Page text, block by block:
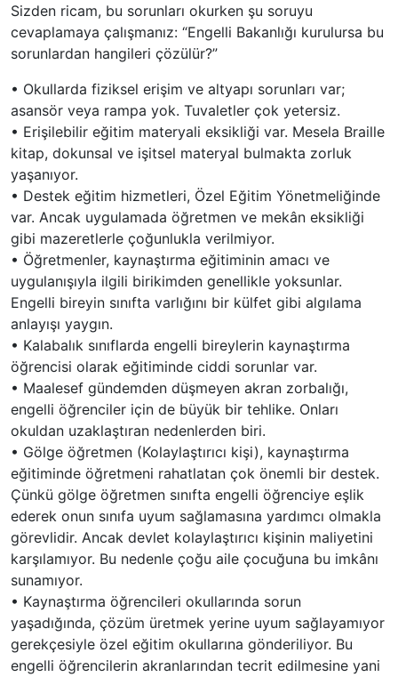
Sizden ricam, bu sorunları okurken şu soruyu
cevaplamaya çalışmanız: “Engelli Bakanlığı kurulursa bu
sorunlardan hangileri çözülür?”
• Okullarda fiziksel erişim ve altyapı sorunları var;
asansör veya rampa yok. Tuvaletler çok yetersiz.
• Erişilebilir eğitim materyali eksikliği var. Mesela Braille
kitap, dokunsal ve işitsel materyal bulmakta zorluk
yaşanıyor.
• Destek eğitim hizmetleri, Özel Eğitim Yönetmeliğinde
var. Ancak uygulamada öğretmen ve mekân eksikliği
gibi mazeretlerle çoğunlukla verilmiyor.
• Öğretmenler, kaynaştırma eğitiminin amacı ve
uygulanışıyla ilgili birikimden genellikle yoksunlar.
Engelli bireyin sınıfta varlığını bir külfet gibi algılama
anlayışı yaygın.
• Kalabalık sınıflarda engelli bireylerin kaynaştırma
öğrencisi olarak eğitiminde ciddi sorunlar var.
• Maalesef gündemden düşmeyen akran zorbalığı,
engelli öğrenciler için de büyük bir tehlike. Onları
okuldan uzaklaştıran nedenlerden biri.
• Gölge öğretmen (Kolaylaştırıcı kişi), kaynaştırma
eğitiminde öğretmeni rahatlatan çok önemli bir destek.
Çünkü gölge öğretmen sınıfta engelli öğrenciye eşlik
ederek onun sınıfa uyum sağlamasına yardımcı olmakla
görevlidir. Ancak devlet kolaylaştırıcı kişinin maliyetini
karşılamıyor. Bu nedenle çoğu aile çocuğuna bu imkânı
sunamıyor.
• Kaynaştırma öğrencileri okullarında sorun
yaşadığında, çözüm üretmek yerine uyum sağlayamıyor
gerekçesiyle özel eğitim okullarına gönderiliyor. Bu
engelli öğrencilerin akranlarından tecrit edilmesine yani